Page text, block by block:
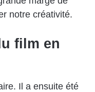
notre créativité.
film en
Il a ensuite été